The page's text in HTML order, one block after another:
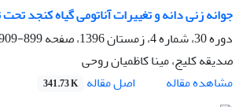
جوانه زنی دانه و تغییرات‌ آناتومی گیاه کنجد تحت
دوره 30، شماره 4، زمستان 1396، صفحه
899-909
صدیقه کلیج، مینا کاظمیان روحی
مشاهده مقاله
اصل مقاله 341.73 K